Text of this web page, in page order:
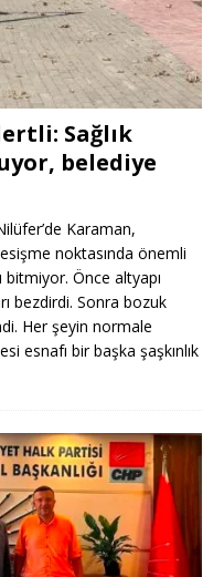
Sağlık
belediye
Karaman,
noktasında önemli
bitmiyor. Önce altyapı
bezdirdi. Sonra bozuk
Her şeyin normale
esnafı bir başka şaşkınlık